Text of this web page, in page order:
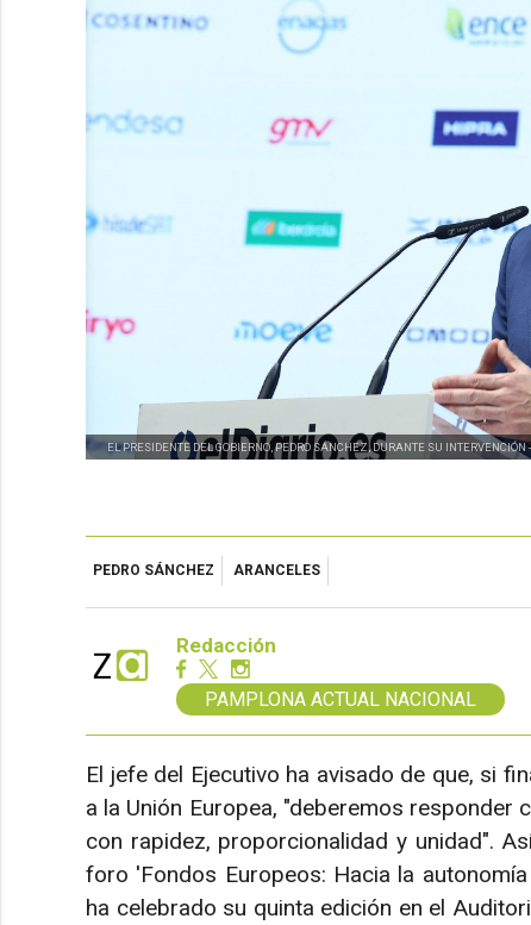
EL PRESIDENTE DEL GOBIERNO, PEDRO SÁNCHEZ, DURANTE SU INTERVENCIÓN
PEDRO SÁNCHEZ ARANCELES
Redacción
PAMPLONA ACTUAL NACIONAL
El jefe del Ejecutivo ha avisado de que, si
a la Unión Europea, "deberemos responder
con rapidez, proporcionalidad y unidad".
foro 'Fondos Europeos: Hacia la
ha celebrado su quinta edición en el